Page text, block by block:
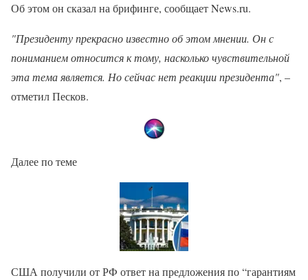
Об этом он сказал на брифинге, сообщает News.ru.
"Президенту прекрасно известно об этом мнении. Он с
пониманием относится к тому, насколько чувствительной
эта тема является. Но сейчас нет реакции президента", –
отметил Песков.
Далее по теме
США получили от РФ ответ на предложения по “гарантиям